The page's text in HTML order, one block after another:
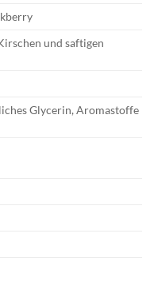
und saftigen
Glycerin, Aromastoffe